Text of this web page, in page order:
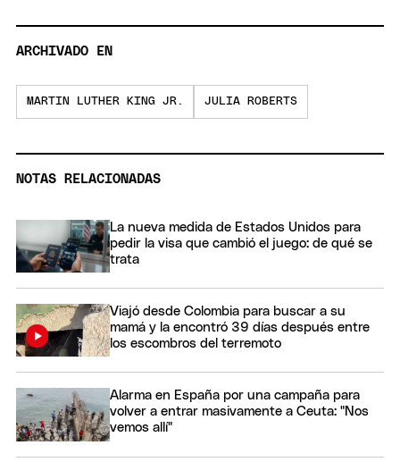
ARCHIVADO EN
MARTIN LUTHER KING JR. JULIA ROBERTS
NOTAS RELACIONADAS
La nueva medida de Estados Unidos para
pedir la visa que cambió el juego: de qué se
trata
Viajó desde Colombia para buscar a su
mamá y la encontró 39 días después entre
los escombros del terremoto
Alarma en España por una campaña para
volver a entrar masivamente a Ceuta: "Nos
vemos allí"